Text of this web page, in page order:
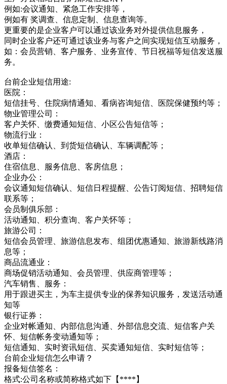
例如:会议通知、紧急工作安排等，
例如有 奖调查、信息定制、信息查询等。
更重要的是企业客户可以通过该业务对外提供信息服务，
同时企业客户还可通过该业务与客户之间实现短信互动服务，
如：会员营销、客户服务、业务宣传、节日祝福等短信发送服
务。
台前企业短信用途:
医院：
短信挂号、住院病情通知、看病咨询短信、医院保健预约等；
物业管理公司：
客户关怀、缴费通知短信、小区公告短信等；
物流行业：
收单短信确认、到货短信确认、车辆调配等；
酒店：
住宿信息、服务信息、客房信息；
企业办公：
会议通知短信确认、短信日程提醒、公告订阅短信、招聘短信
联系等；
会员制俱乐部：
活动通知、积分查询、客户关怀等；
旅游公司：
短信会员管理、旅游信息发布、组团优惠通知、旅游新线路消
息等；
商品流通业：
商场促销活动通知、会员管理、供应商管理等；
汽车销售、服务：
用于跟进买主，为车主提供专业的保养知识服务，发送活动通
知等
银行证券：
企业对帐通知、内部信息沟通、外部信息交流、短信客户关
怀、短信帐务变动通知等；
短信通知、实时资讯短信、买卖通知短信、实时短信等；
台前企业短信怎么申请？
报备短信签名：
格式:公司名称或简称格式如下【****】